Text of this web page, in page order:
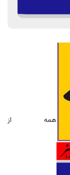
همه از